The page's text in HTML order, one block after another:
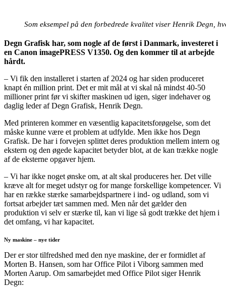
Som eksempel på den forbedrede kvalitet viser Henrik Degn,
Degn Grafisk har, som nogle af de først i Danmark, investeret i
en Canon imagePRESS V1350. Og den kommer til at arbejde
hårdt.
– Vi fik den installeret i starten af 2024 og har siden produceret
knapt én million print. Det er mit mål at vi skal nå mindst 40-50
millioner print før vi skifter maskinen ud igen, siger indehaver og
daglig leder af Degn Grafisk, Henrik Degn.
Med printeren kommer en væsentlig kapacitetsforøgelse, som det
måske kunne være et problem at udfylde. Men ikke hos Degn
Grafisk. De har i forvejen splittet deres produktion mellem intern og
ekstern og den øgede kapacitet betyder blot, at de kan trække nogle
af de eksterne opgaver hjem.
– Vi har ikke noget ønske om, at alt skal produceres her. Det ville
kræve alt for meget udstyr og for mange forskellige kompetencer. Vi
har en række stærke samarbejdspartnere i ind- og udland, som vi
fortsat arbejder tæt sammen med. Men når det gælder den
produktion vi selv er stærke til, kan vi lige så godt trække det hjem i
det omfang, vi har kapacitet.
Ny maskine – nye tider
Der er stor tilfredshed med den nye maskine, der er formidlet af
Morten B. Hansen, som har Office Pilot i Viborg sammen med
Morten Aarup. Om samarbejdet med Office Pilot siger Henrik
Degn: